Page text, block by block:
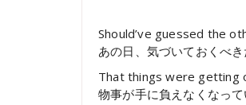
Should’ve guessed the
あの日、気づいておくべ
That things were getting
物事が手に負えなくなっ